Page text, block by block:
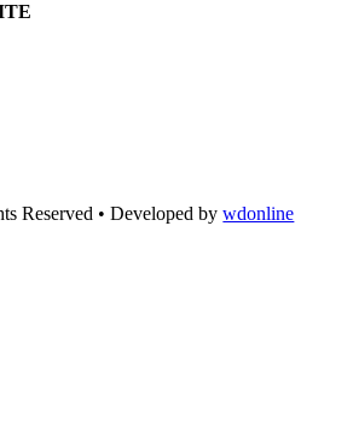
Reserved • Developed bywdonline